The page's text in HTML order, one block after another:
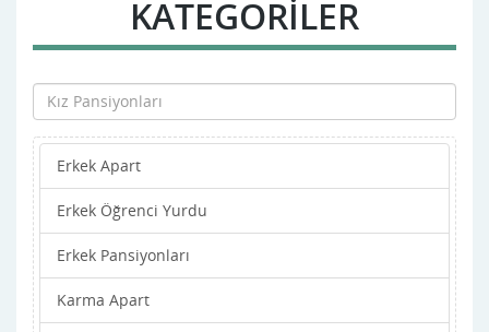
Kangal
Koyulhisar
Merkez
Şarkışla
Suşehri
Ulaş
KATEGORİLER
Erkek Apart
Erkek Öğrenci Yurdu
Erkek Pansiyonları
Karma Apart